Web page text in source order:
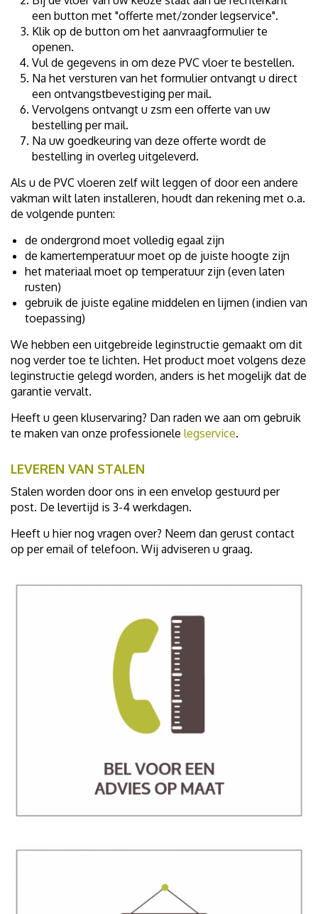
een button met "offerte met/zonder legservice".
Klik op de button om het aanvraagformulier te
openen.
Vul de gegevens in om deze PVC vloer te bestellen.
Na het versturen van het formulier ontvangt u direct
een ontvangstbevestiging per mail.
Vervolgens ontvangt u zsm een offerte van uw
bestelling per mail.
Na uw goedkeuring van deze offerte wordt de
bestelling in overleg uitgeleverd.
Als u de PVC vloeren zelf wilt leggen of door een andere
vakman wilt laten installeren, houdt dan rekening met o.a.
de volgende punten:
de ondergrond moet volledig egaal zijn
de kamertemperatuur moet op de juiste hoogte zijn
het materiaal moet op temperatuur zijn (even laten
rusten)
gebruik de juiste egaline middelen en lijmen (indien van
toepassing)
We hebben een uitgebreide leginstructie gemaakt om dit
nog verder toe te lichten. Het product moet volgens deze
leginstructie gelegd worden, anders is het mogelijk dat de
garantie vervalt.
Heeft u geen kluservaring? Dan raden we aan om gebruik
te maken van onze professionele legservice.
LEVEREN VAN STALEN
Stalen worden door ons in een envelop gestuurd per
post. De levertijd is 3-4 werkdagen.
Heeft u hier nog vragen over? Neem dan gerust contact
op per email of telefoon. Wij adviseren u graag.